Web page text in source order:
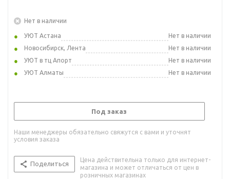
Нет в наличии
УЮТ Астана
Нет в наличии
Новосибирск, Лента
Нет в наличии
УЮТ в тц Апорт
Нет в наличии
УЮТ Алматы
Нет в наличии
Под заказ
Наши менеджеры обязательно свяжутся с вами и уточнят
условия заказа
Поделиться
Цена действительна только для интернет-
магазина и может отличаться от цен в
розничных магазинах